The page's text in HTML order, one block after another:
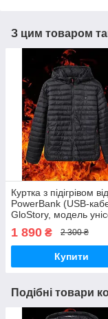
З цим товаром
Куртка з підігрівом від
PowerBank (USB-
GloStory, модель
4XL,5XL
1 890 ₴ 2 300 ₴
Купити
Подібні товари